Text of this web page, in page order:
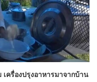
ครื่องปรุงอาหารมาจากบ้าน